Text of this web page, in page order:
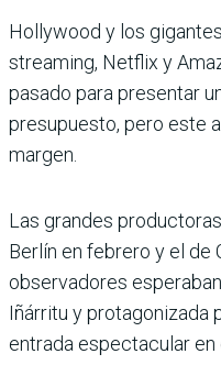
Hollywood y los
streaming, Netflix y
pasado para presentar
presupuesto, pero este
margen.
Las grandes
Berlín en febrero y el de
observadores
Iñárritu y protagonizada
entrada espectacular en